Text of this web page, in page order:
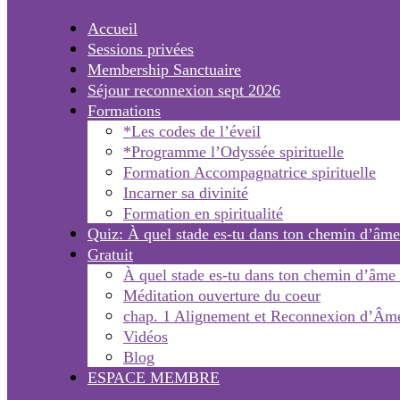
Accueil
Sessions privées
Membership Sanctuaire
Séjour reconnexion sept 2026
Formations
*Les codes de l’éveil
*Programme l’Odyssée spirituelle
Formation Accompagnatrice spirituelle
Incarner sa divinité
Formation en spiritualité
Quiz: À quel stade es-tu dans ton chemin
Gratuit
À quel stade es-tu dans ton chemin d’âme
Méditation ouverture du coeur
chap. 1 Alignement et Reconnexion
Vidéos
Blog
ESPACE MEMBRE